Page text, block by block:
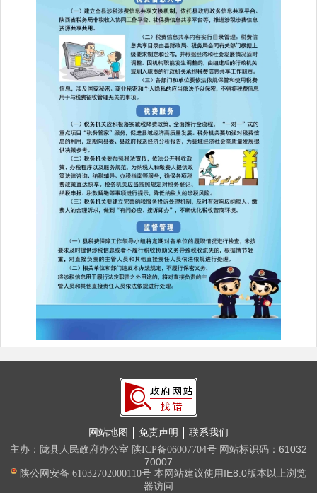
网站地图 免责声明 联系我们
主办：陇县人民政府办公室 陕ICP备06007704号 网站标识码：61032
70007
陕公网安备 61032702000110号本网站建议使用IE8.0版本以上浏览
器访问